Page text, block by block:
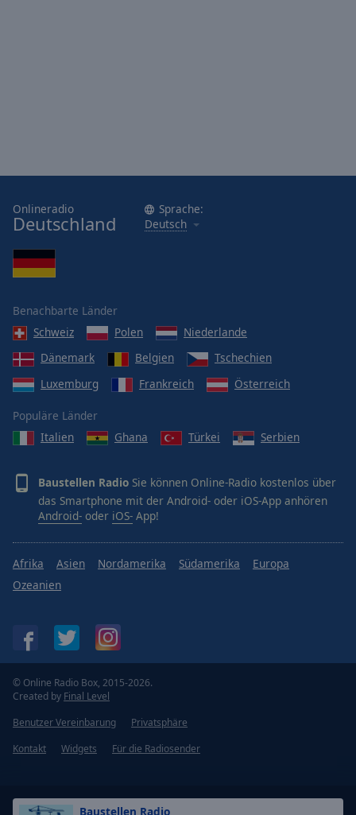
Baustellen Radio
Onlineradio
Deutschland
Sprache:
Deutsch
Benachbarte Länder
Schweiz
Polen
Niederlande
Dänemark
Belgien
Tschechien
Luxemburg
Frankreich Österreich
Populäre Länder
Italien
Ghana Türkei Serbien
Baustellen Radio Sie können Online-Radio kostenlos über
das Smartphone mit der Android- oder iOS-App anhören
Android- oder iOS- App!
Afrika Asien Nordamerika Südamerika
Europa
Ozeanien
© Online Radio Box, 2015-2026.
Created by Final Level
Benutzer Vereinbarung
Privatsphäre
Kontakt
Widgets Für die Radiosender